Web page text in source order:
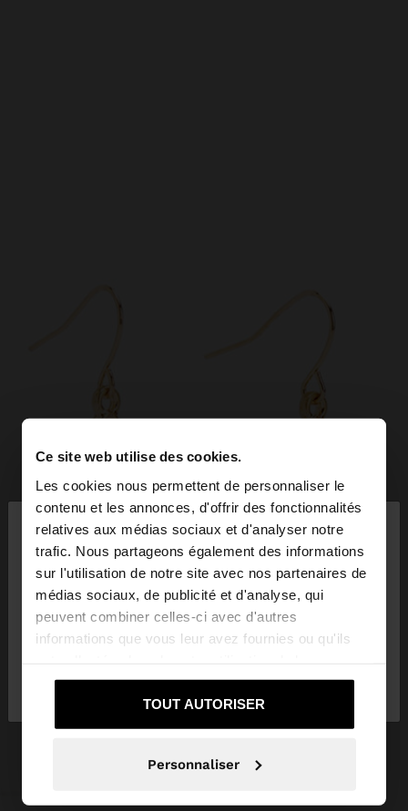
Ce site web utilise des cookies.
Les cookies nous permettent de personnaliser le
contenu et les annonces, d'offrir des fonctionnalités
relatives aux médias sociaux et d'analyser notre
trafic. Nous partageons également des informations
sur l'utilisation de notre site avec nos partenaires de
médias sociaux, de publicité et d'analyse, qui
peuvent combiner celles-ci avec d'autres
informations que vous leur avez fournies ou qu'ils
services.
TOUT AUTORISER
Personnaliser
bonjour ×
Vous accédez au site depuis France. Voulez-vous
parcourir notre site au United States?